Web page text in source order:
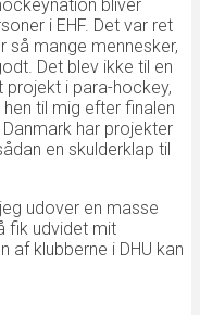
bliver
i EHF. Det var ret
mange mennesker,
Det blev ikke til en
i para-hockey,
til mig efter finalen
har projekter
en skulderklap til
udover en masse
fik udvidet mit
klubberne i DHU kan